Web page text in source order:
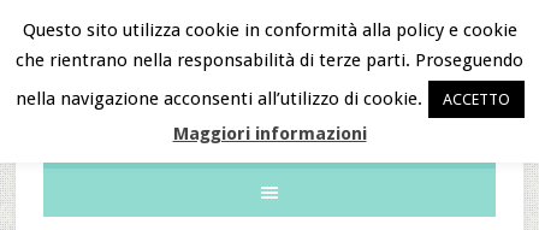
B&B Notizie
Questo sito utilizza cookie in conformità alla policy e cookie
che rientrano nella responsabilità di terze parti. Proseguendo
nella navigazione acconsenti all’utilizzo di cookie.
ACCETTO
Maggiori informazioni